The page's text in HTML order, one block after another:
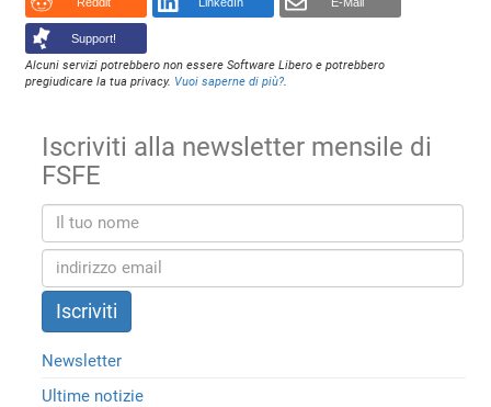
Support!
Alcuni servizi potrebbero non essere Software Libero e potrebbero
pregiudicare la tua privacy. Vuoi saperne di più?.
Iscriviti alla newsletter mensile di
FSFE
Newsletter
Ultime notizie